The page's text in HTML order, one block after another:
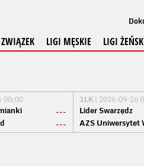
ZWIĄZEK LIGI MĘSKIE LIGI
00:00
---
---
1LK | 2026-09-26
Lider Swarzędz
AZS Uniwersytet